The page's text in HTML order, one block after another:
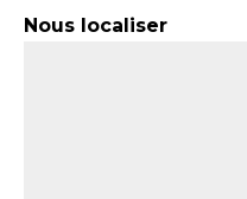
Nous localiser